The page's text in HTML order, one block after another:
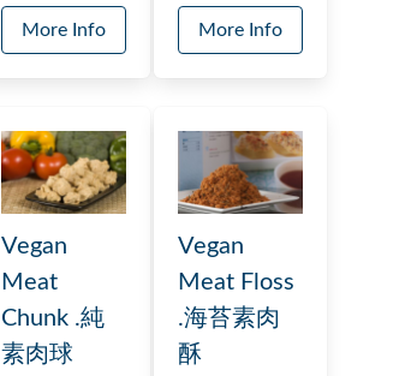
More Info More Info
Vegan
Meat
Chunk .純
素肉球
Vegan
Meat Floss
.海苔素肉
酥